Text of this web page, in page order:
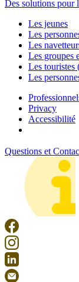
Des solutions pour
Les jeunes
Les
Les
Les groupes
Les touristes
Les
Privacy
Accessibilité
Questions et